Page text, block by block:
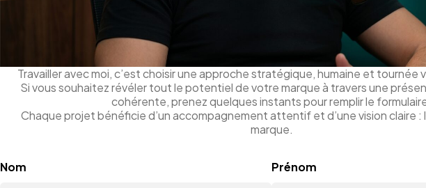
Travailler avec moi, c’est choisir une approche stratégique, humaine et tournée
Si vous souhaitez révéler tout le potentiel de votre marque à travers une
cohérente, prenez quelques instants pour remplir le
Chaque projet bénéficie d’un accompagnement attentif et d’une vision claire :
marque.
Nom Prénom